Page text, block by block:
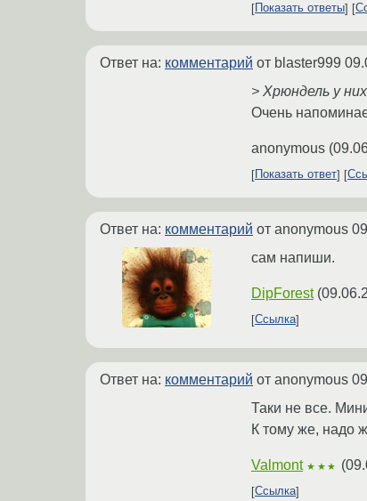
Показать ответы
Ответ на: комментарий от blaster999
> Хрюндель у
Очень
anonymous (
Показать ответ
Ответ на: комментарий от anonymous
сам напиши.
DipForest (
Ссылка
Ответ на: комментарий от anonymous
Таки не все.
К тому же, надо
Valmont ★★★ (
Ссылка